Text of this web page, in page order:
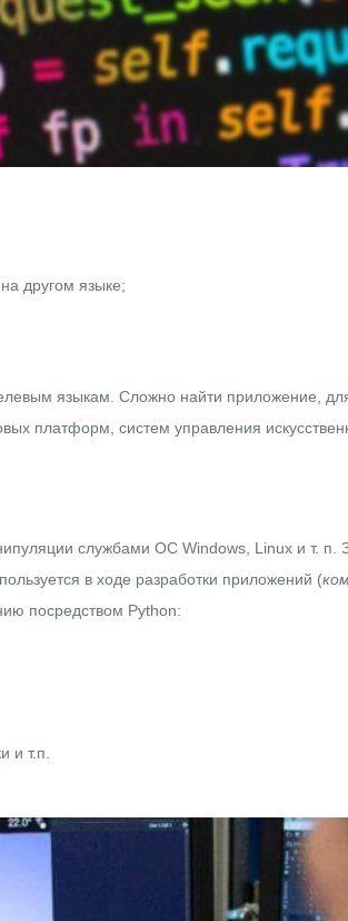
другом языке;
языкам. Сложно найти приложение,
платформ, систем управления
службами ОС Windows, Linux и т. п.
в ходе разработки приложений (
посредством Python:
и т.п.